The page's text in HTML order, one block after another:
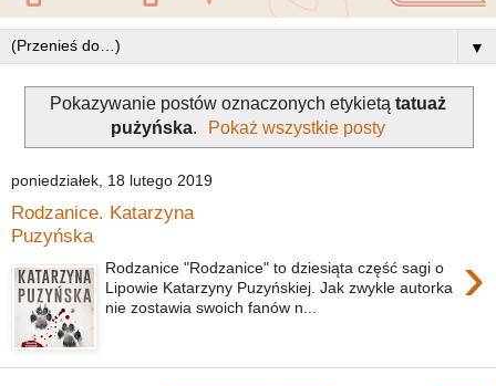
▼
Pokazywanie postów oznaczonych etykietą tatuaż
pużyńska. Pokaż wszystkie posty
poniedziałek, 18 lutego 2019
Rodzanice. Katarzyna
Puzyńska
›
Rodzanice "Rodzanice" to dziesiąta część sagi o
Lipowie Katarzyny Puzyńskiej. Jak zwykle autorka
nie zostawia swoich fanów n...